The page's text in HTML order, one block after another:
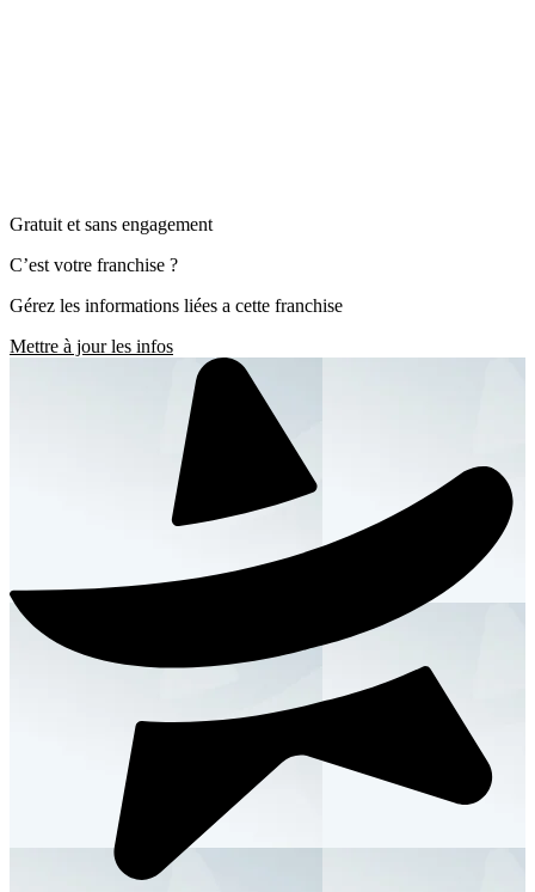
Gratuit et sans engagement
C’est votre franchise ?
Gérez les informations liées a cette franchise
Mettre à jour les infos